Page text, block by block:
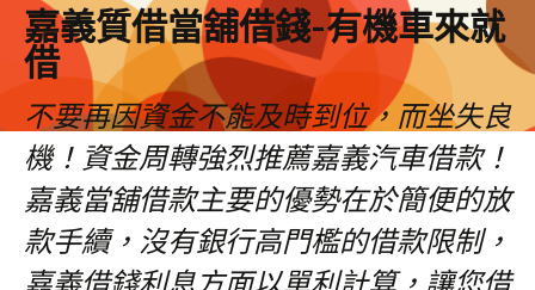
嘉義質借當舖借錢-有機車來就
借
不要再因資金不能及時到位，而坐失良
機！資金周轉強烈推薦嘉義汽車借款！
嘉義當舖借款主要的優勢在於簡便的放
款手續，沒有銀行高門檻的借款限制，